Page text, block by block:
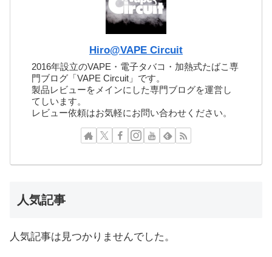
Hiro@VAPE Circuit
2016年設立のVAPE・電子タバコ・加熱式たばこ専
門ブログ「VAPE Circuit」です。
製品レビューをメインにした専門ブログを運営し
てしいます。
レビュー依頼はお気軽にお問い合わせください。
人気記事
人気記事は見つかりませんでした。